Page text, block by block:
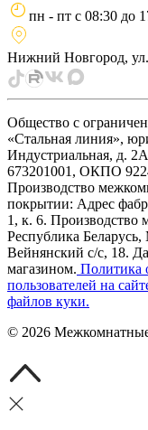
пн - пт с 08:30 до
Нижний Новгород,
Общество с
«Стальная линия»,
Индустриальная, д.
673201001, ОКПО
Производство
покрытии: Адрес
1, к. 6. Производство
Республика
Вейнянский с/с, 18.
магазином. Политика
пользователей на
файлов куки.
© 2026